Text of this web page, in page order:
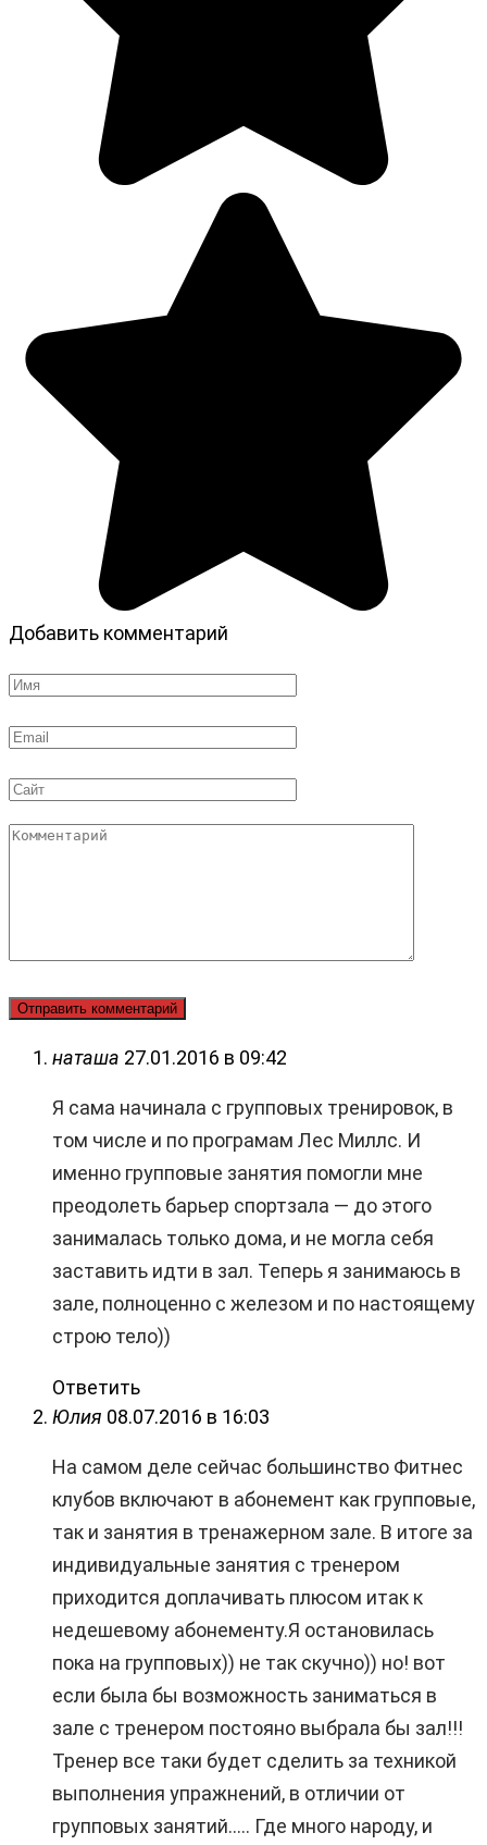
Добавить комментарий
Имя
Email
Сайт
Комментарий
наташа 27.01.2016 в 09:42
Я сама начинала с групповых тренировок, в
том числе и по програмам Лес Миллс. И
именно групповые занятия помогли мне
преодолеть барьер спортзала — до этого
занималась только дома, и не могла себя
заставить идти в зал. Теперь я занимаюсь в
зале, полноценно с железом и по настоящему
строю тело))
Ответить
Юлия 08.07.2016 в 16:03
На самом деле сейчас большинство Фитнес
клубов включают в абонемент как групповые,
так и занятия в тренажерном зале. В итоге за
индивидуальные занятия с тренером
приходится доплачивать плюсом итак к
недешевому абонементу.Я остановилась
пока на групповых)) не так скучно)) но! вот
если была бы возможность заниматься в
зале с тренером постояно выбрала бы зал!!!
Тренер все таки будет сделить за техникой
выполнения упражнений, в отличии от
групповых занятий….. Где много народу, и